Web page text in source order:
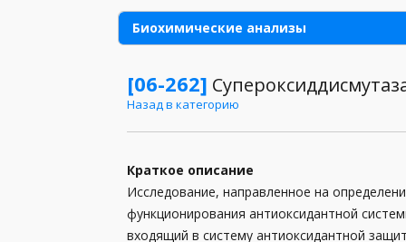
Биохимические анализы
Анализы для детей
Анализы для мужчин
Анализы кала
[06-262]
Назад в категорию
Краткое описание
Исследование, направленное на
функционирования антиоксидантной
входящий в систему антиоксидантной